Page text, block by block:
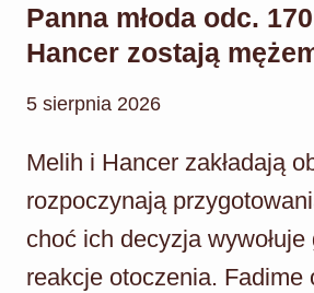
SZAŁ!
Panna młoda odc.
Hancer zostają
5 sierpnia 2026
Melih i Hancer zakładają
rozpoczynają
choć ich decyzja wywołuje
reakcje otoczenia. Fadime